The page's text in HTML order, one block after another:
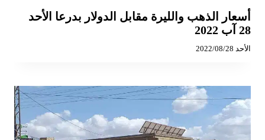
أسعار الذهب والليرة مقابل الدولار بدرعا الأحد
28 آب 2022
الأحد 2022/08/28